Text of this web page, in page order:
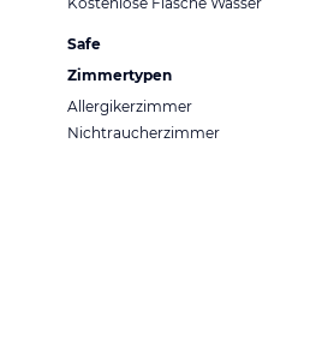
Safe
Zimmertypen
Allergikerzimmer
Nichtraucherzimmer